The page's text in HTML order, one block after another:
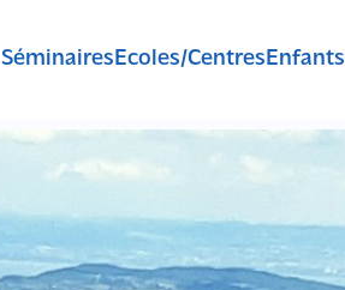
SéminairesEcoles/CentresEnfants